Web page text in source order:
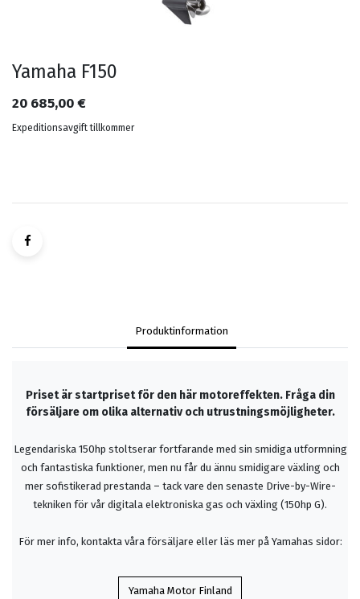
Yamaha F150
20 685,00€
Expeditionsavgift tillkommer
Produktinformation
Priset är startpriset för den här motoreffekten. Fråga din
försäljare om olika alternativ och utrustningsmöjligheter.
Legendariska 150hp stoltserar fortfarande med sin smidiga utformning
och fantastiska funktioner, men nu får du ännu smidigare växling och
mer sofistikerad prestanda – tack vare den senaste Drive-by-Wire-
tekniken för vår digitala elektroniska gas och växling (150hp G).
För mer info, kontakta våra försäljare eller läs mer på Yamahas sidor:
Yamaha Motor Finland